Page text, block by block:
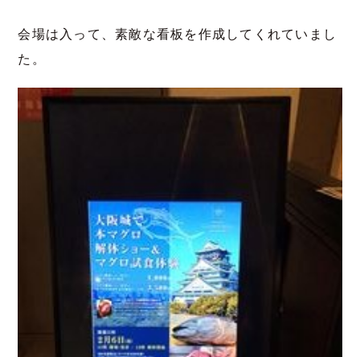
会場は入って、素敵な看板を作成してくれていまし
た。